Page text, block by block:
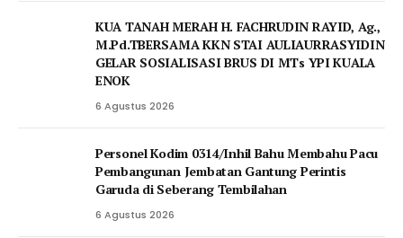
KUA TANAH MERAH H. FACHRUDIN RAYID, Ag.,
M.Pd.TBERSAMA KKN STAI AULIAURRASYIDIN
GELAR SOSIALISASI BRUS DI MTs YPI KUALA
ENOK
6 Agustus 2026
Personel Kodim 0314/Inhil Bahu Membahu Pacu
Pembangunan Jembatan Gantung Perintis
Garuda di Seberang Tembilahan
6 Agustus 2026